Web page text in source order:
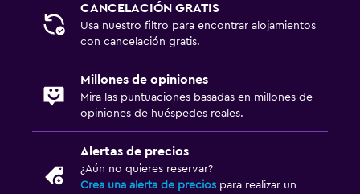
CANCELACIÓN GRATIS
Usa nuestro filtro para encontrar alojamientos
con cancelación gratis.
Millones de opiniones
Mira las puntuaciones basadas en millones de
opiniones de huéspedes reales.
Alertas de precios
¿Aún no quieres reservar?
Crea una alerta de precios para realizar un